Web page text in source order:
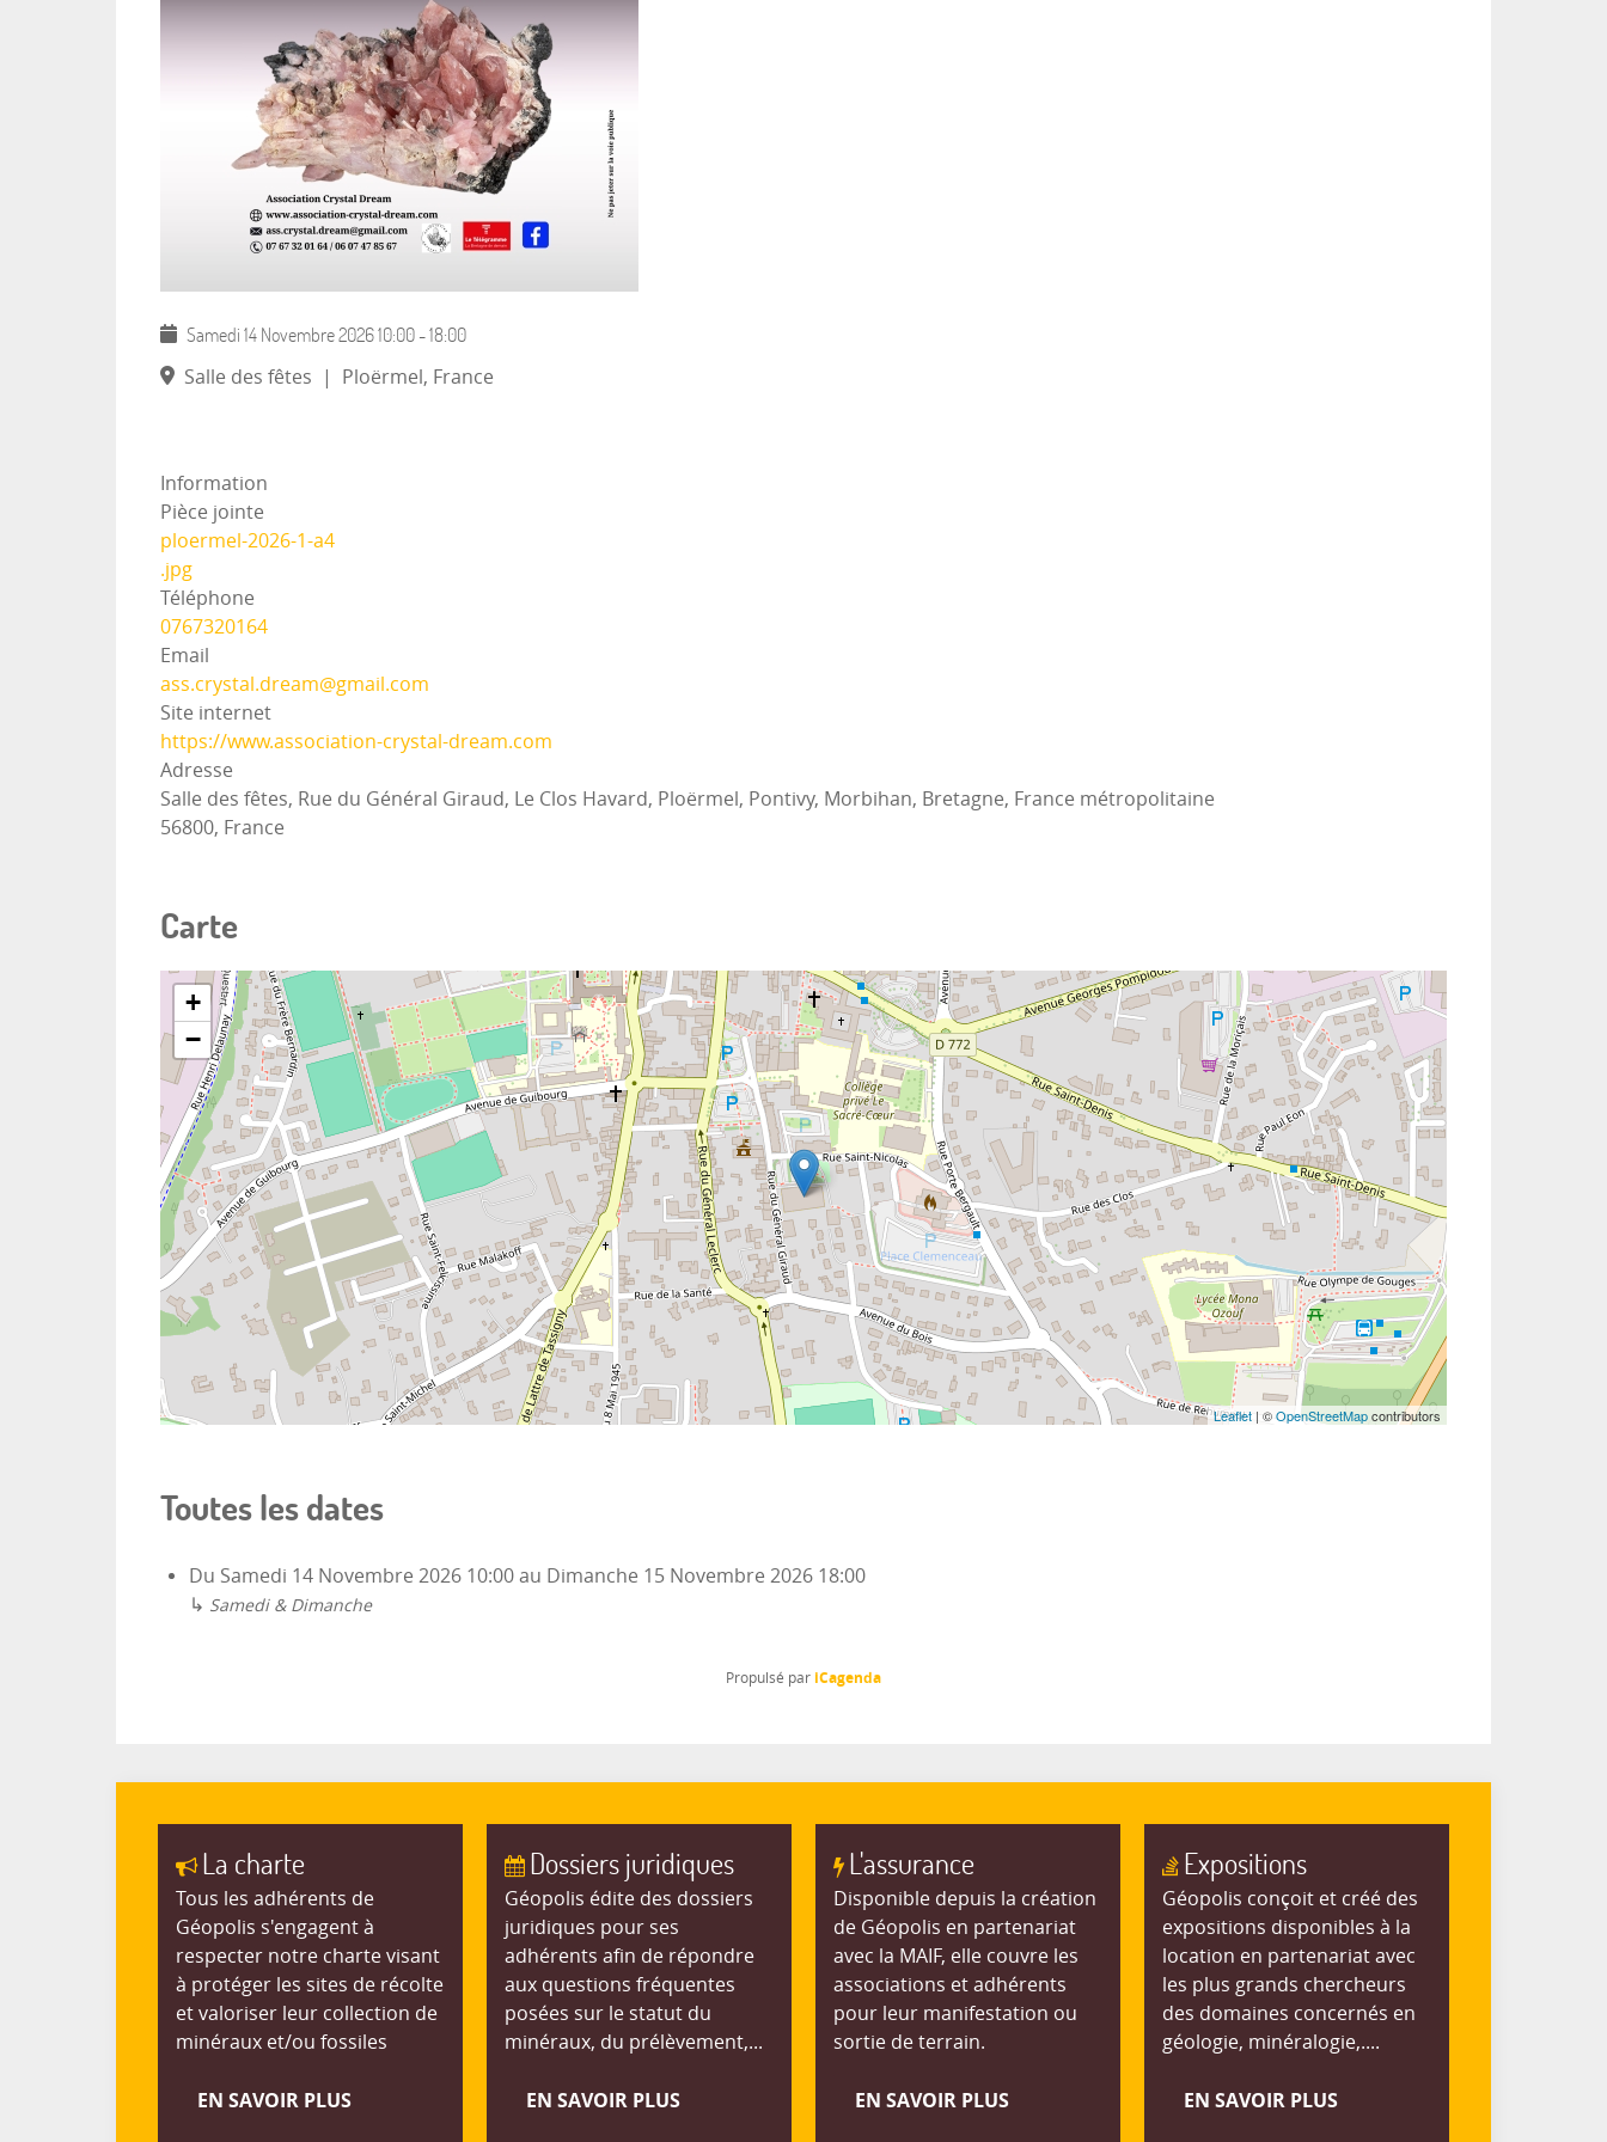
Samedi 14 Novembre 202610:00 -18:00
Salle des fêtes | Ploërmel, France
Information
Pièce jointe
ploermel-2026-1-a4
.jpg
Téléphone
0767320164
Email
ass.crystal.dream@gmail.com
Site internet
https://www.association-crystal-dream.com
Adresse
Salle des fêtes, Rue du Général Giraud, Le Clos Havard, Ploërmel, Pontivy, Morbihan, Bretagne, France métropolitaine
56800, France
Carte
+
−
Leaflet | ©OpenStreetMapcontributors
Toutes les dates
Du Samedi 14 Novembre 2026 10:00 au Dimanche 15 Novembre 2026 18:00
↳ Samedi & Dimanche
Propulsé par iCagenda
La charte
Tous les adhérents de
Géopolis s'engagent à
respecter notre charte visant
à protéger les sites de récolte
et valoriser leur collection de
minéraux et/ou fossiles
EN SAVOIR PLUS
Dossiers juridiques
Géopolis édite des dossiers
juridiques pour ses
adhérents afin de répondre
aux questions fréquentes
posées sur le statut du
minéraux, du prélèvement,...
EN SAVOIR PLUS
L'assurance
Disponible depuis la création
de Géopolis en partenariat
avec la MAIF, elle couvre les
associations et adhérents
pour leur manifestation ou
sortie de terrain.
EN SAVOIR PLUS
Expositions
Géopolis conçoit et créé des
expositions disponibles à la
location en partenariat avec
les plus grands chercheurs
des domaines concernés en
géologie, minéralogie,....
EN SAVOIR PLUS